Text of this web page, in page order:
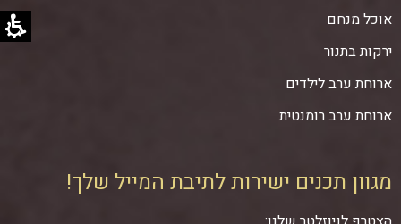
אוכל מנחם
ירקות בתנור
ארוחת ערב לילדים
ארוחת ערב רומנטית
מגוון תכנים ישירות לתיבת המייל שלך!